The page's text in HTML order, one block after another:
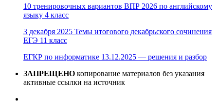
10 тренировочных вариантов ВПР 2026 по английскому
языку 4 класс
3 декабря 2025 Темы итогового декабрьского сочинения
ЕГЭ 11 класс
ЕГКР по информатике 13.12.2025 — решения и разбор
ЗАПРЕЩЕНО копирование материалов без указания
активные ссылки на источник